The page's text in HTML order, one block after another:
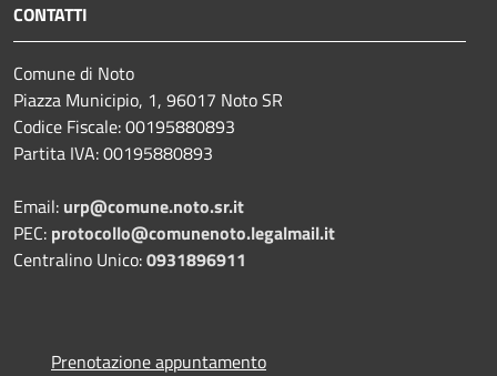
CONTATTI
Comune di Noto
Piazza Municipio, 1, 96017 Noto SR
Codice Fiscale: 00195880893
Partita IVA: 00195880893
Email: urp@comune.noto.sr.it
PEC: protocollo@comunenoto.legalmail.it
Centralino Unico:0931896911
Prenotazione appuntamento